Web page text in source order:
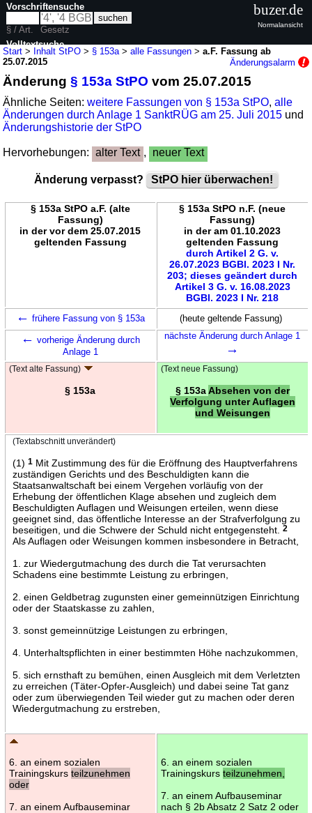
Start > Inhalt StPO > § 153a >alle Fassungen >a.F. Fassung ab
25.07.2015
Änderungsalarm
Änderung§ 153a StPO vom 25.07.2015
Ähnliche Seiten:weitere Fassungen von § 153a StPO,alle
Änderungen durch Anlage 1 SanktRÜG am 25. Juli 2015 und
Änderungshistorie der StPO
Hervorhebungen: alter Text , neuer Text
Änderung verpasst? StPO hier überwachen!
§ 153a StPO a.F. (alte
Fassung)
in der vor dem 25.07.2015
geltenden Fassung
§ 153a StPO n.F. (neue
Fassung)
in der am 01.10.2023
geltenden Fassung
durch Artikel 2 G. v.
26.07.2023 BGBl. 2023 I Nr.
203; dieses geändert durch
Artikel 3 G. v. 16.08.2023
BGBl. 2023 I Nr. 218
← frühere Fassung von § 153a (heute geltende Fassung)
← vorherige Änderung durch
Anlage 1
nächste Änderung durch Anlage 1
→
(Text alte Fassung)
§ 153a
(Text neue Fassung)
§ 153aAbsehen von der
Verfolgung unter Auflagen
und Weisungen
(Textabschnitt unverändert)
(1) 1Mit Zustimmung des für die Eröffnung des Hauptverfahrens
zuständigen Gerichts und des Beschuldigten kann die
Staatsanwaltschaft bei einem Vergehen vorläufig von der
Erhebung der öffentlichen Klage absehen und zugleich dem
Beschuldigten Auflagen und Weisungen erteilen, wenn diese
geeignet sind, das öffentliche Interesse an der Strafverfolgung zu
beseitigen, und die Schwere der Schuld nicht entgegensteht.
2
Als Auflagen oder Weisungen kommen insbesondere in Betracht,
1. zur Wiedergutmachung des durch die Tat verursachten
Schadens eine bestimmte Leistung zu erbringen,
2. einen Geldbetrag zugunsten einer gemeinnützigen Einrichtung
oder der Staatskasse zu zahlen,
3. sonst gemeinnützige Leistungen zu erbringen,
4. Unterhaltspflichten in einer bestimmten Höhe nachzukommen,
5. sich ernsthaft zu bemühen, einen Ausgleich mit dem Verletzten
zu erreichen (Täter-Opfer-Ausgleich) und dabei seine Tat ganz
oder zum überwiegenden Teil wieder gut zu machen oder deren
Wiedergutmachung zu erstreben,
6. an einem sozialen
Trainingskurs teilzunehmen
oder
7. an einem Aufbauseminar
6. an einem sozialen
Trainingskurs teilzunehmen,
7. an einem Aufbauseminar
nach § 2b Absatz 2 Satz 2 oder
Vorschriftensuche
§ / Art.
Gesetz
Volltextsuche
buzer.de
Normalansicht